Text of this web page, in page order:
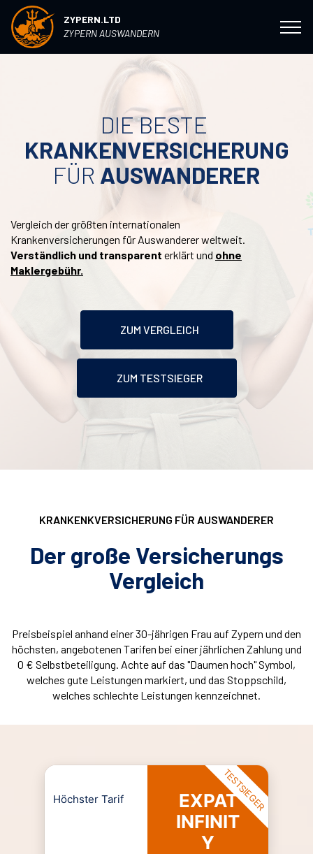
ZYPERN.LTD
ZYPERN AUSWANDERN
DIE BESTE
KRANKENVERSICHERUNG
FÜR AUSWANDERER
Vergleich der größten internationalen
Krankenversicherungen für Auswanderer weltweit.
Verständlich und transparent erklärt und ohne
Maklergebühr.
ZUM VERGLEICH
ZUM TESTSIEGER
KRANKENKVERSICHERUNG FÜR AUSWANDERER
Der große Versicherungs
Vergleich
Preisbeispiel anhand einer 30-jährigen Frau auf Zypern und den
höchsten, angebotenen Tarifen bei einer jährlichen Zahlung und
0 € Selbstbeteiligung. Achte auf das "Daumen hoch" Symbol,
welches gute Leistungen markiert, und das Stoppschild,
welches schlechte Leistungen kennzeichnet.
Höchster Tarif
EXPAT
INFINIT
Y
TESTSIEGER